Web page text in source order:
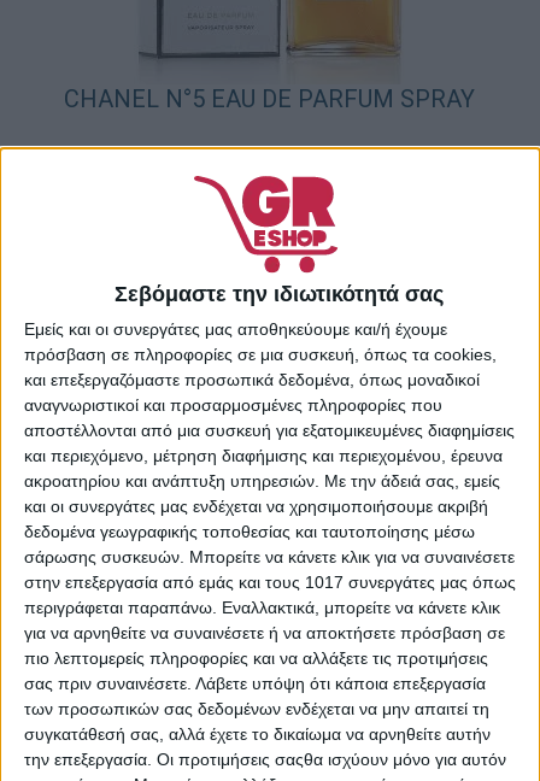
Σεβόμαστε την ιδιωτικότητά σας
Εμείς και οι συνεργάτες μας αποθηκεύουμε και/ή έχουμε
πρόσβαση σε πληροφορίες σε μια συσκευή, όπως τα cookies,
και επεξεργαζόμαστε προσωπικά δεδομένα, όπως μοναδικοί
αναγνωριστικοί και προσαρμοσμένες πληροφορίες που
αποστέλλονται από μια συσκευή για εξατομικευμένες διαφημίσεις
και περιεχόμενο, μέτρηση διαφήμισης και περιεχομένου, έρευνα
ακροατηρίου και ανάπτυξη υπηρεσιών. Με την άδειά σας, εμείς
και οι συνεργάτες μας ενδέχεται να χρησιμοποιήσουμε ακριβή
δεδομένα γεωγραφικής τοποθεσίας και ταυτοποίησης μέσω
σάρωσης συσκευών. Μπορείτε να κάνετε κλικ για να συναινέσετε
στην επεξεργασία από εμάς και τους 1017 συνεργάτες μας όπως
περιγράφεται παραπάνω. Εναλλακτικά, μπορείτε να κάνετε κλικ
για να αρνηθείτε να συναινέσετε ή να αποκτήσετε πρόσβαση σε
πιο λεπτομερείς πληροφορίες και να αλλάξετε τις προτιμήσεις
σας πριν συναινέσετε. Λάβετε υπόψη ότι κάποια επεξεργασία
των προσωπικών σας δεδομένων ενδέχεται να μην απαιτεί τη
συγκατάθεσή σας, αλλά έχετε το δικαίωμα να αρνηθείτε αυτήν
την επεξεργασία. Οι προτιμήσεις σαςθα ισχύουν μόνο για αυτόν
CHANEL N°5 EAU DE PARFUM SPRAY
155,49€
ΠΡΟΣΘΉΚΗ ΣΤΟ ΚΑΛΆΘΙ
Tesori d’Oriente Eau de Toilette karma 100ml
4,94€
ΠΡΟΣΘΉΚΗ ΣΤΟ ΚΑΛΆΘΙ